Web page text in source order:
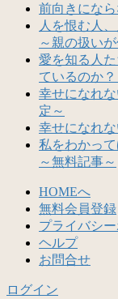
前向きにな
人を恨む人
～親の扱い
愛を知る人
ているのか
幸せになれ
定～
幸せになれ
私をわかっ
～無料記事～
HOMEへ
無料会員登録
プライバシ
ヘルプ
お問合せ
ログイン